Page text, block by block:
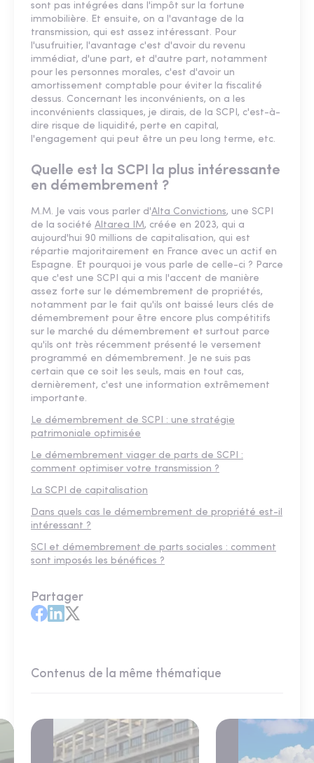
sont pas intégrées dans l'impôt sur la fortune
immobilière. Et ensuite, on a l'avantage de la
transmission, qui est assez intéressant. Pour
l'usufruitier, l'avantage c'est d'avoir du revenu
immédiat, d'une part, et d'autre part, notamment
pour les personnes morales, c'est d'avoir un
amortissement comptable pour éviter la fiscalité
dessus. Concernant les inconvénients, on a les
inconvénients classiques, je dirais, de la SCPI, c'est-à-
dire risque de liquidité, perte en capital,
l'engagement qui peut être un peu long terme, etc.
Quelle est la SCPI la plus intéressante
en démembrement ?
M.M. Je vais vous parler d'Alta Convictions, une SCPI
de la société Altarea IM, créée en 2023, qui a
aujourd'hui 90 millions de capitalisation, qui est
répartie majoritairement en France avec un actif en
Espagne. Et pourquoi je vous parle de celle-ci ? Parce
que c'est une SCPI qui a mis l'accent de manière
assez forte sur le démembrement de propriétés,
notamment par le fait qu'ils ont baissé leurs clés de
démembrement pour être encore plus compétitifs
sur le marché du démembrement et surtout parce
qu'ils ont très récemment présenté le versement
programmé en démembrement. Je ne suis pas
certain que ce soit les seuls, mais en tout cas,
dernièrement, c'est une information extrêmement
importante.
Le démembrement de SCPI : une stratégie
patrimoniale optimisée
Le démembrement viager de parts de SCPI :
comment optimiser votre transmission ?
La SCPI de capitalisation
Dans quels cas le démembrement de propriété est-il
intéressant ?
SCI et démembrement de parts sociales : comment
sont imposés les bénéfices ?
Partager
Contenus de la même thématique